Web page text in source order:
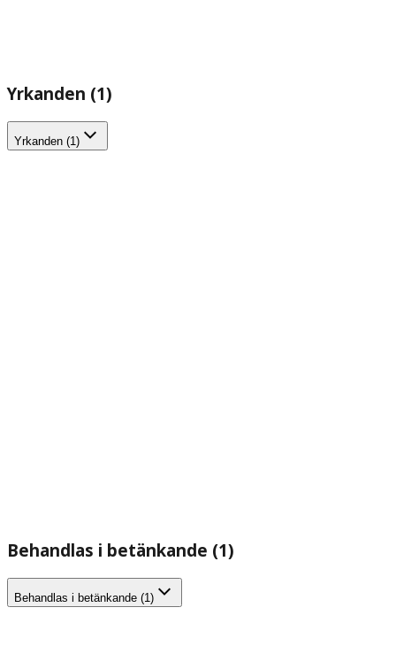
Yrkanden (1)
Yrkanden (1)
Behandlas i betänkande (1)
Behandlas i betänkande (1)